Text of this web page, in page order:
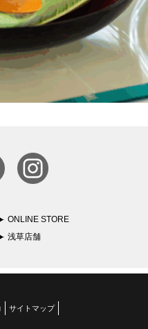
ONLINE STORE
浅草店舗
サイトマップ